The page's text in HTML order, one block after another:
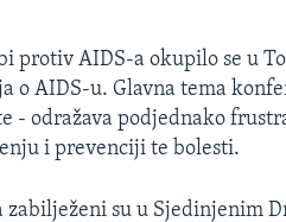
protiv AIDS-a okupilo se u
o AIDS-u. Glavna tema
- odražava podjednako
i prevenciji te bolesti.
su u Sjedinjenim